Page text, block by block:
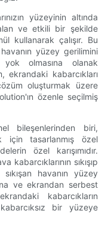
yüzeyinin altında
alan ve etkili bir şekilde
kullanarak çalışır. Bu
yüzey gerilimini
olmasına olanak
ekrandaki kabarcıkları
oluşturmak üzere
özenle seçilmiş
bileşenlerinden biri,
için tasarlanmış özel
özel karışımıdır.
sıkışıp
havanın yüzey
ve ekrandan serbest
kabarcıkların
bir yüzeye